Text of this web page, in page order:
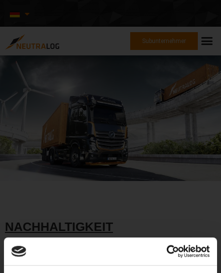
Subunternehmer
NACHHALTIGKEIT
Grüne Logistik , den Umweltgedanken stets im Blick:
Um unseren Kunden und dem Umweltgedanken durch